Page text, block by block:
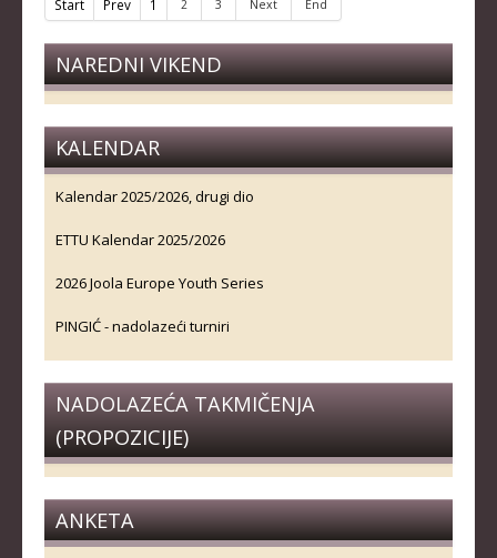
Start Prev 1 2 3 Next End
NAREDNI VIKEND
KALENDAR
Kalendar 2025/2026, drugi dio
ETTU Kalendar 2025/2026
2026 Joola Europe Youth Series
PINGIĆ - nadolazeći turniri
NADOLAZEĆA TAKMIČENJA
(PROPOZICIJE)
ANKETA